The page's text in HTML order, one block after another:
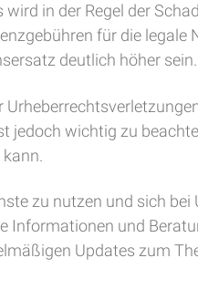
in der Regel der
für die
deutlich höher sein.
jedoch wichtig zu
zu nutzen und sich
Informationen und
Updates zum